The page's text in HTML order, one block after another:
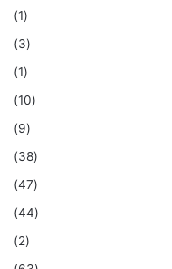
(1)
(3)
(1)
(10)
(9)
(38)
(47)
(44)
(2)